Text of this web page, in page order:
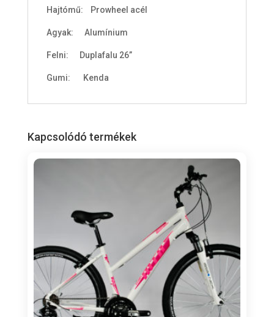
Hajtómű: Prowheel acél
Agyak: Alumínium
Felni: Duplafalu 26”
Gumi: Kenda
Kapcsolódó termékek